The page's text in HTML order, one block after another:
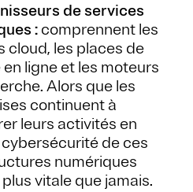
de services
: comprennent les
cloud, les places de
ligne et les moteurs
Alors que les
continuent à
leurs activités en
cybersécurité de ces
numériques
vitale que jamais.